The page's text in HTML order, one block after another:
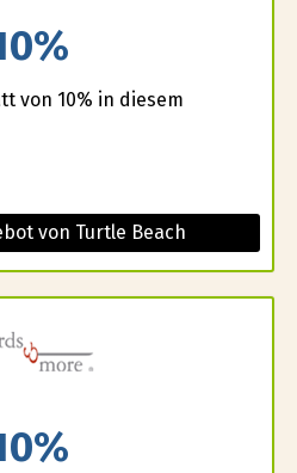
von 10% in diesem
von Turtle Beach